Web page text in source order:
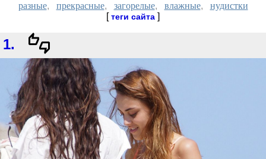
разные, прекрасные, загорелые, влажные, нудистки
[теги сайта ]
1.